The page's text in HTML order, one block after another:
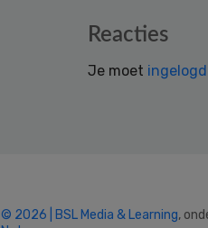
Reacties
Je moet
© 2026 | BSL Media & Learning,